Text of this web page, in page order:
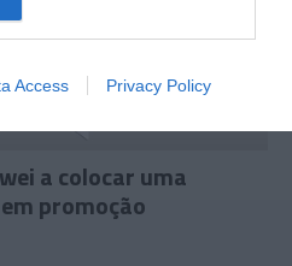
Access Privacy Policy
a colocar uma
promoção